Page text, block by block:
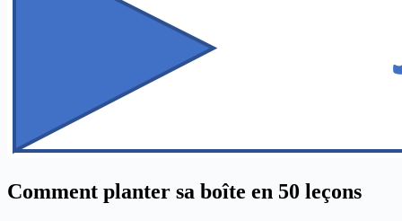
Comment planter sa boîte en 50 leçons